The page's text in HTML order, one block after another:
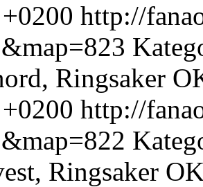
http://
Ringsaker
http://
Ringsaker